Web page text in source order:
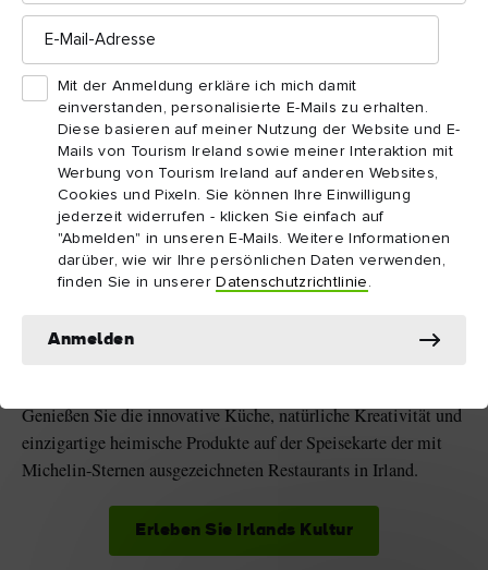
E-
Mail-
Mit der Anmeldung erkläre ich mich damit
einverstanden, personalisierte E-Mails zu erhalten.
Diese basieren auf meiner Nutzung der Website und E-
Mails von Tourism Ireland sowie meiner Interaktion mit
Werbung von Tourism Ireland auf anderen Websites,
Cookies und Pixeln. Sie können Ihre Einwilligung
jederzeit widerrufen - klicken Sie einfach auf
"Abmelden" in unseren E-Mails. Weitere Informationen
darüber, wie wir Ihre persönlichen Daten verwenden,
finden Sie in unserer Datenschutzrichtlinie .
Anmelden
1 Erleben Sie Kultur in freier Natur
Holzschnitzerei, Käseherstellung, sogar Trockenmauerbau –
Irland ist ein Ort, an dem Sie neue Fähigkeiten erlernen und
gleichzeitig unsere Traditionen inmitten herrlicher
Landschaften kennenlernen können.
2 Tauchen Sie ein in Irlands Literatur
Von Yeats bis Rooney – unsere Dichter, Dramatiker und
Erzähler sind von Irland inspiriert. Sie haben einige der
Genießen Sie die innovative Küche, natürliche Kreativität und
einzigartige heimische Produkte auf der Speisekarte der mit
Michelin-Sternen ausgezeichneten Restaurants in Irland.
Erleben Sie Irlands Kultur